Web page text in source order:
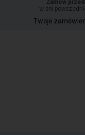
Zamów
w dni
Twoje